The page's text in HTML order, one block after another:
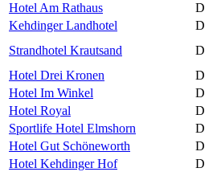
Hotel Am Rathaus
D
Kehdinger Landhotel
D
Strandhotel Krautsand
D
Hotel Drei Kronen
D
Hotel Im Winkel
D
Hotel Royal
D
Sportlife Hotel Elmshorn
D
Hotel Gut Schöneworth
D
Hotel Kehdinger Hof
D